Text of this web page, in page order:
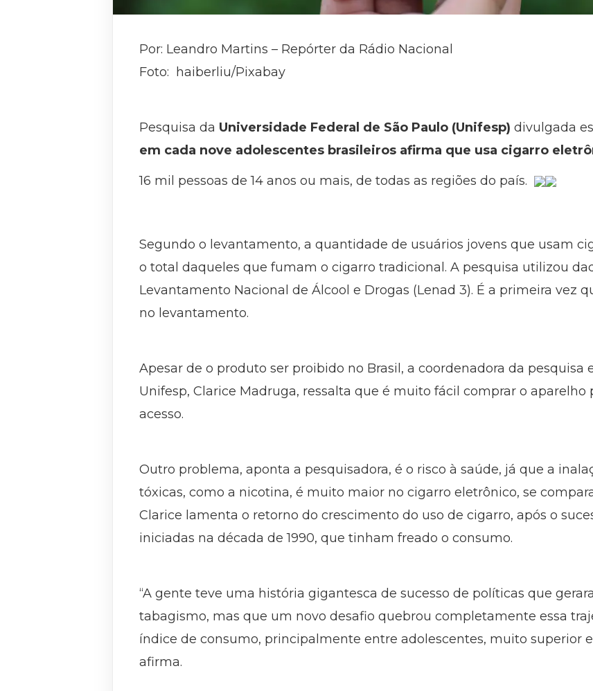
Por: Leandro Martins – Repórter da Rádio Nacional
Foto: haiberliu/Pixabay
Pesquisa da Universidade Federal de São Paulo (Unifesp) divulgada
em cada nove adolescentes brasileiros afirma que usa cigarro
16 mil pessoas de 14 anos ou mais, de todas as regiões do país.
Segundo o levantamento, a quantidade de usuários jovens que usam
o total daqueles que fumam o cigarro tradicional. A pesquisa utilizou
Levantamento Nacional de Álcool e Drogas (Lenad 3). É a primeira vez
no levantamento.
Apesar de o produto ser proibido no Brasil, a coordenadora da pesquisa
Unifesp, Clarice Madruga, ressalta que é muito fácil comprar o
acesso.
Outro problema, aponta a pesquisadora, é o risco à saúde, já que a
tóxicas, como a nicotina, é muito maior no cigarro eletrônico, se
Clarice lamenta o retorno do crescimento do uso de cigarro, após o
iniciadas na década de 1990, que tinham freado o consumo.
“A gente teve uma história gigantesca de sucesso de políticas que
tabagismo, mas que um novo desafio quebrou completamente essa
índice de consumo, principalmente entre adolescentes, muito superior
afirma.